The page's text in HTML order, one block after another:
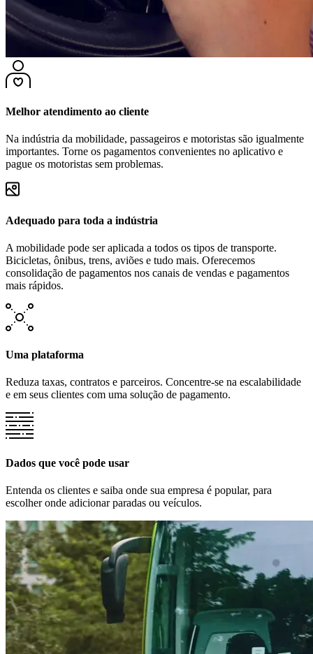
Melhor atendimento ao cliente
Na indústria da mobilidade, passageiros e motoristas são igualmente
importantes. Torne os pagamentos convenientes no aplicativo e
pague os motoristas sem problemas.
Adequado para toda a indústria
A mobilidade pode ser aplicada a todos os tipos de transporte.
Bicicletas, ônibus, trens, aviões e tudo mais. Oferecemos
consolidação de pagamentos nos canais de vendas e pagamentos
mais rápidos.
Uma plataforma
Reduza taxas, contratos e parceiros. Concentre-se na escalabilidade
e em seus clientes com uma solução de pagamento.
Dados que você pode usar
Entenda os clientes e saiba onde sua empresa é popular, para
escolher onde adicionar paradas ou veículos.